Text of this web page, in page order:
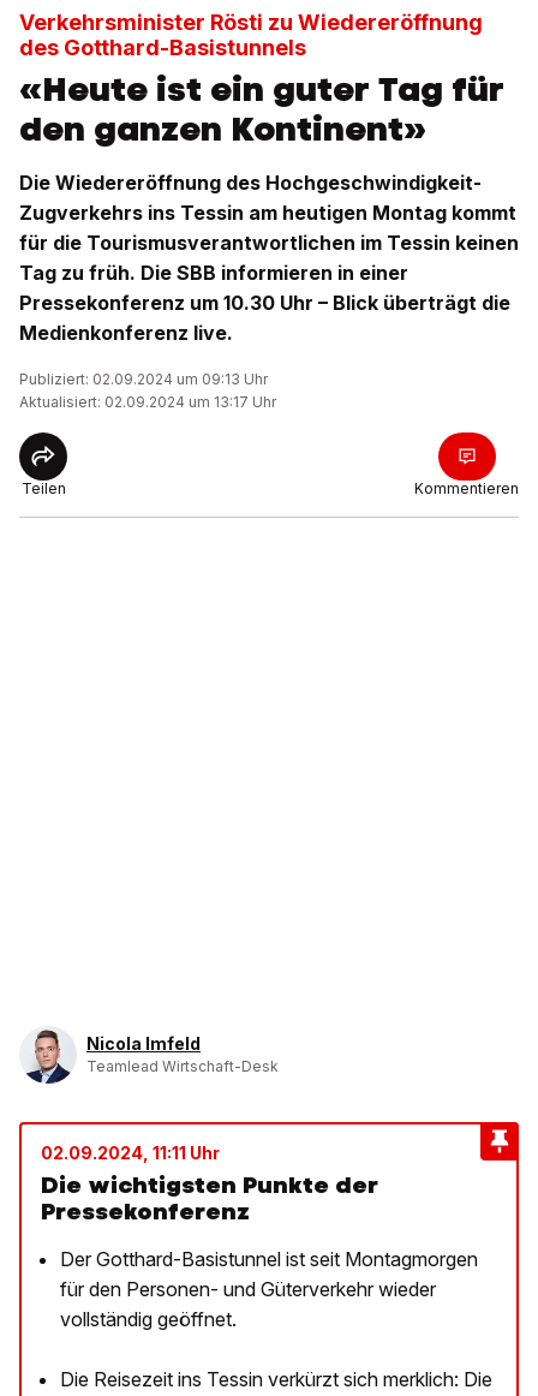
Verkehrsminister Rösti zu Wiedereröffnung
des Gotthard-Basistunnels
«Heute ist ein guter Tag für
den ganzen Kontinent»
Die Wiedereröffnung des Hochgeschwindigkeit-
Zugverkehrs ins Tessin am heutigen Montag kommt
für die Tourismusverantwortlichen im Tessin keinen
Tag zu früh. Die SBB informieren in einer
Pressekonferenz um 10.30 Uhr – Blick überträgt die
Medienkonferenz live.
Publiziert: 02.09.2024 um 09:13 Uhr
Aktualisiert: 02.09.2024 um 13:17 Uhr
Teilen Kommentieren
Nicola Imfeld
Teamlead Wirtschaft-Desk
02.09.2024, 11:11 Uhr
Die wichtigsten Punkte der
Pressekonferenz
Der Gotthard-Basistunnel ist seit Montagmorgen
für den Personen- und Güterverkehr wieder
vollständig geöffnet.
Die Reisezeit ins Tessin verkürzt sich merklich: Die